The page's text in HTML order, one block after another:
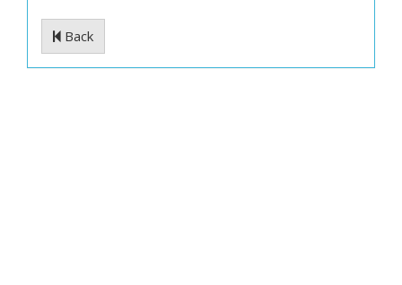
Back